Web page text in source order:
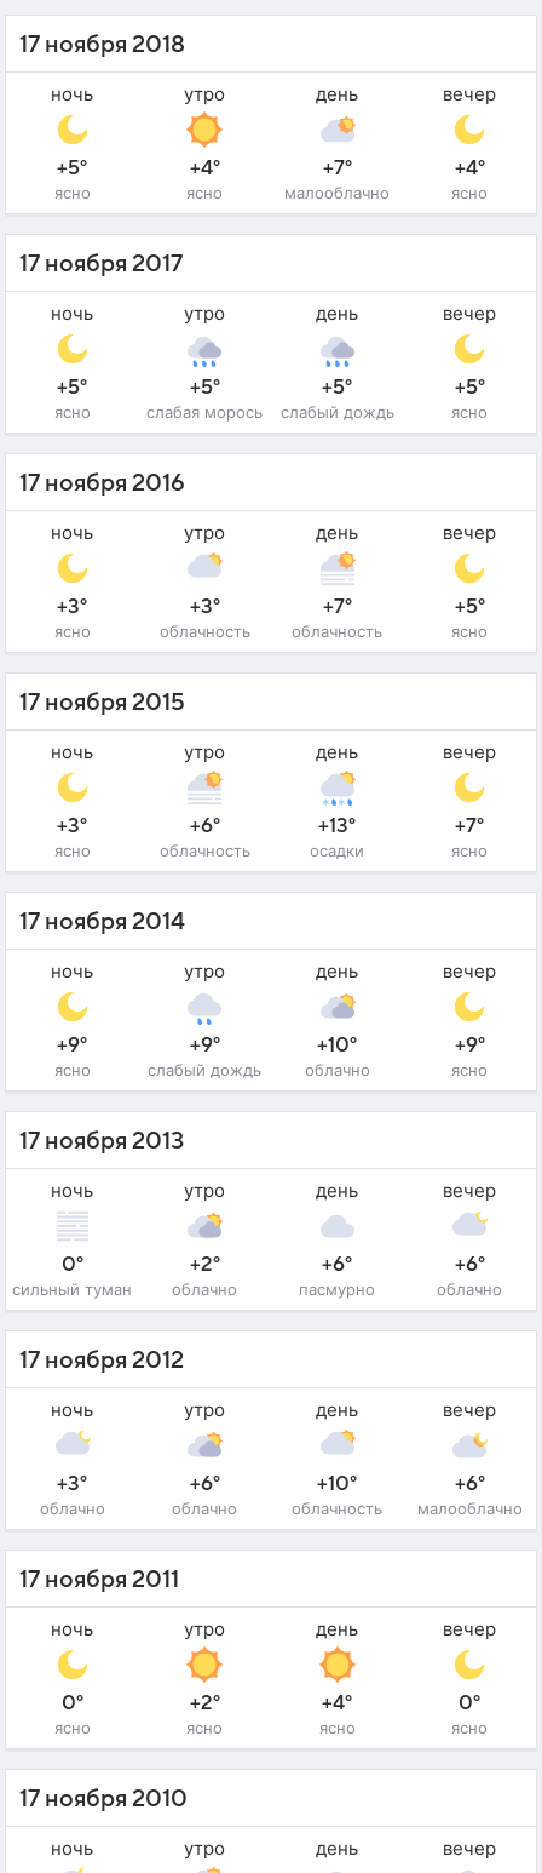
17 ноября 2018
ночь
+5°
ясно
утро
+4°
ясно
день
+7°
малооблачно
вечер
+4°
ясно
17 ноября 2017
ночь
+5°
ясно
утро
+5°
слабая морось
день
+5°
слабый дождь
вечер
+5°
ясно
17 ноября 2016
ночь
+3°
ясно
утро
+3°
облачность
день
+7°
облачность
вечер
+5°
ясно
17 ноября 2015
ночь
+3°
ясно
утро
+6°
облачность
день
+13°
осадки
вечер
+7°
ясно
17 ноября 2014
ночь
+9°
ясно
утро
+9°
слабый дождь
день
+10°
облачно
вечер
+9°
ясно
17 ноября 2013
ночь
0°
сильный туман
утро
+2°
облачно
день
+6°
пасмурно
вечер
+6°
облачно
17 ноября 2012
ночь
+3°
облачно
утро
+6°
облачно
день
+10°
облачность
вечер
+6°
малооблачно
17 ноября 2011
ночь
0°
ясно
утро
+2°
ясно
день
+4°
ясно
вечер
0°
ясно
17 ноября 2010
ночь утро день вечер